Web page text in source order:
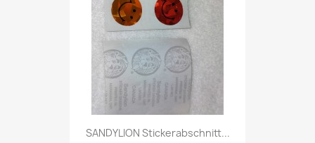
SANDYLION Stickerabschnitt...